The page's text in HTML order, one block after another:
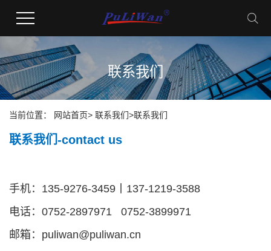
联系我们
当前位置： 网站首页> 联系我们>联系我们
联系我们-contact us
手机：135-9276-3459丨137-1219-3588
电话：0752-2897971 0752-3899971
邮箱：puliwan@puliwan.cn